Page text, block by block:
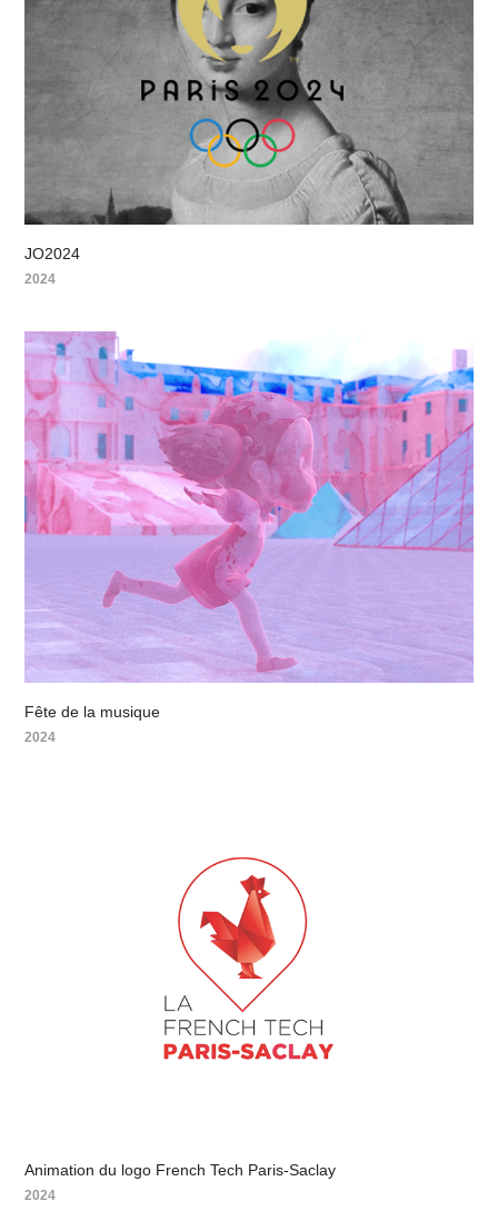
JO2024
2024
Fête de la musique
2024
Animation du logo French Tech Paris-Saclay
2024